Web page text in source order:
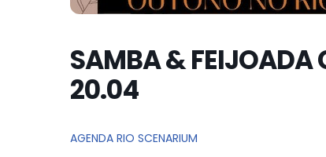
SAMBA & FEIJOADA
20.04
AGENDA RIO SCENARIUM